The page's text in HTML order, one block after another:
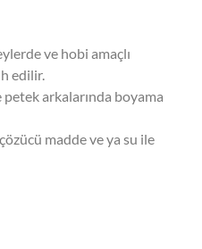
ve hobi amaçlı
edilir.
arkalarında boyama
madde ve ya su ile